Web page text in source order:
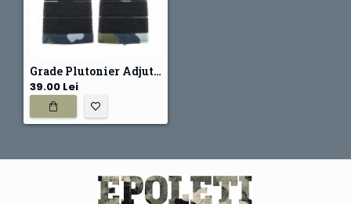
Grade Plutonier Adjutant Principal Aviatie
39.00 Lei